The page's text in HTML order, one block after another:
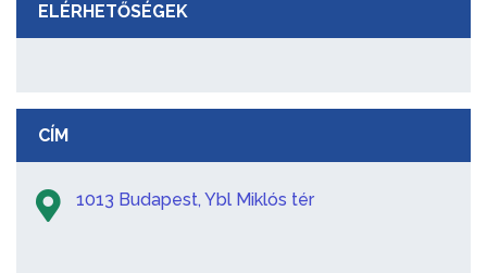
ELÉRHETŐSÉGEK
CÍM
1013 Budapest, Ybl Miklós tér